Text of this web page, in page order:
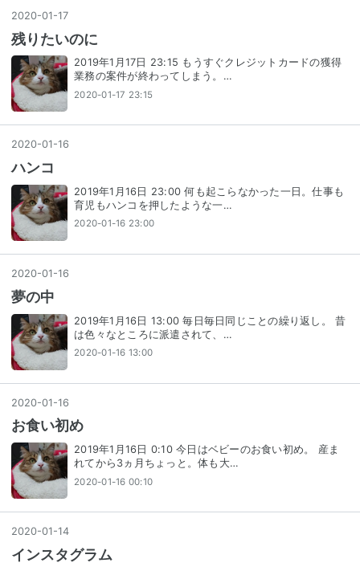
2020-01 -17
残りたいのに
2019年1月17日 23:15 もうすぐクレジットカードの獲得
業務の案件が終わってしまう。…
2020-01-17 23:15
2020-01 -16
ハンコ
2019年1月16日 23:00 何も起こらなかった一日。仕事も
育児もハンコを押したような一…
2020-01-16 23:00
2020-01 -16
夢の中
2019年1月16日 13:00 毎日毎日同じことの繰り返し。 昔
は色々なところに派遣されて、…
2020-01-16 13:00
2020-01-16
お食い初め
2019年1月16日 0:10 今日はベビーのお食い初め。 産ま
れてから3ヵ月ちょっと。体も大…
2020-01-16 00:10
2020-01 -14
インスタグラム